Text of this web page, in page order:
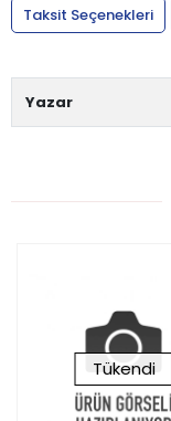
Taksit Seçenekleri
Yazar
Tükendi